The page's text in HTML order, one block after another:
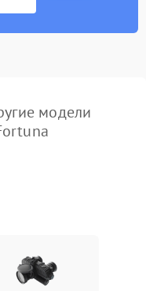
модели